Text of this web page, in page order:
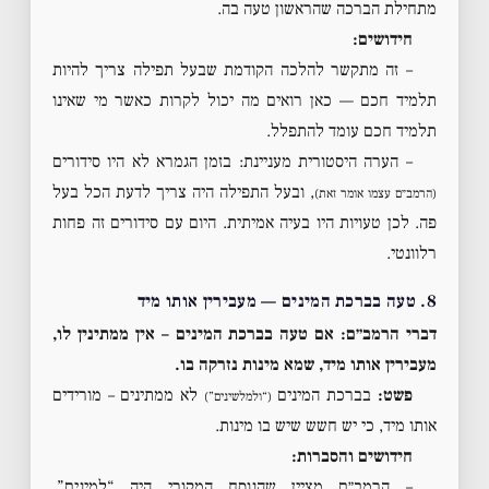
מתחילת הברכה שהראשון טעה בה.
חידושים:
– זה מתקשר להלכה הקודמת שבעל תפילה צריך להיות
תלמיד חכם — כאן רואים מה יכול לקרות כאשר מי שאינו
תלמיד חכם עומד להתפלל.
– הערה היסטורית מעניינת: בזמן הגמרא לא היו סידורים
(הרמב״ם עצמו אומר זאת), ובעל התפילה היה צריך לדעת הכל בעל
פה. לכן טעויות היו בעיה אמיתית. היום עם סידורים זה פחות
רלוונטי.
8. טעה בברכת המינים — מעבירין אותו מיד
דברי הרמב״ם: אם טעה בברכת המינים – אין ממתינין לו,
מעבירין אותו מיד, שמא מינות נזרקה בו.
פשט: בברכת המינים (“ולמלשינים”) לא ממתינים – מורידים
אותו מיד, כי יש חשש שיש בו מינות.
חידושים והסברות: